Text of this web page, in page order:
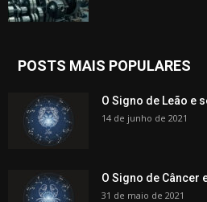
POSTS MAIS POPULARES
O Signo de Leão e
14 de junho de 2021
O Signo de Câncer
31 de maio de 2021